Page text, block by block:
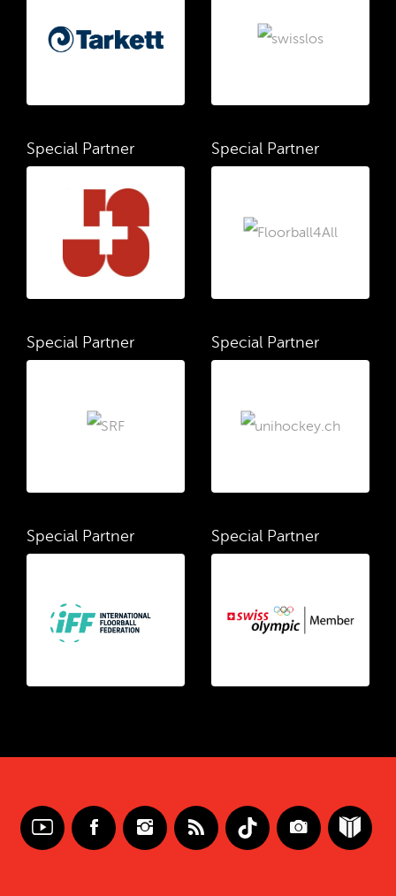
Special Partner Special Partner
Special Partner Special Partner
Special Partner Special Partner